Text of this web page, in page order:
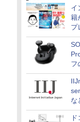
イ
籍
プ
フ
な